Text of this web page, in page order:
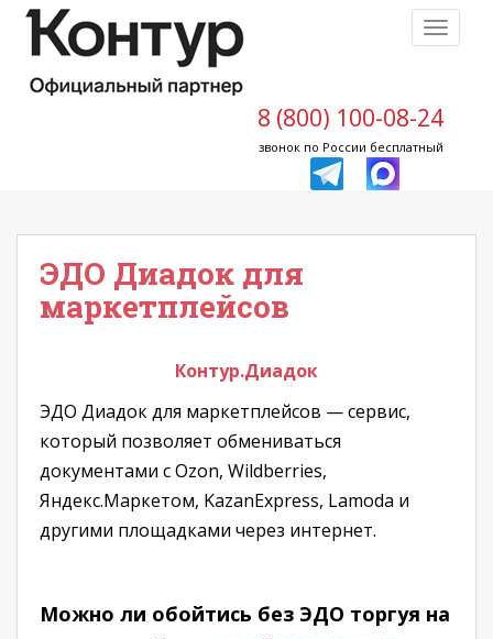
8 (800) 100-08-24
звонок по России бесплатный
ЭДО Диадок для
маркетплейсов
Контур.Диадок
ЭДО Диадок для маркетплейсов — сервис,
который позволяет обмениваться
документами с Ozon, Wildberries,
Яндекс.Маркетом, KazanExpress, Lamoda и
другими площадками через интернет.
Можно ли обойтись без ЭДО торгуя на